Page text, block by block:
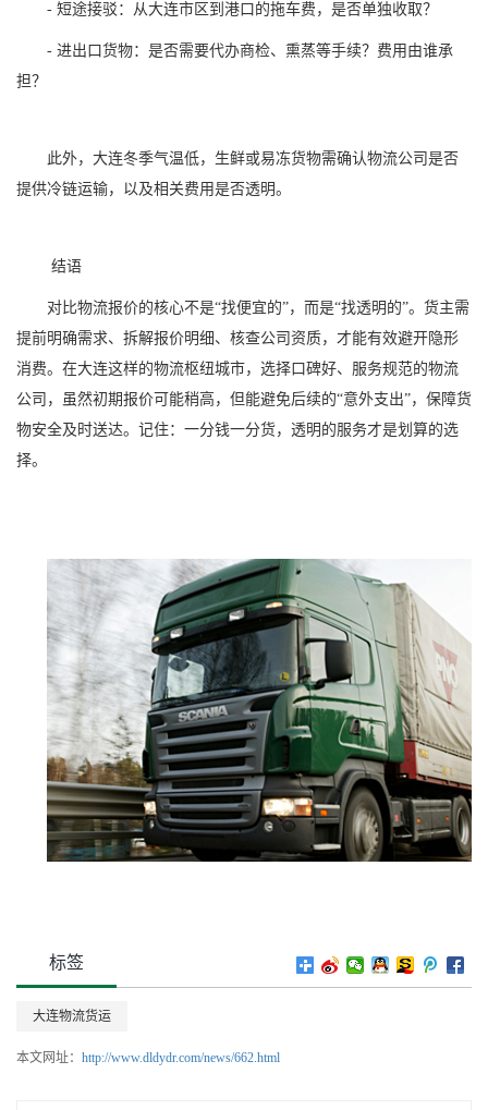
- 短途接驳：从大连市区到港口的拖车费，是否单独收取？
- 进出口货物：是否需要代办商检、熏蒸等手续？费用由谁承
担？
此外，大连冬季气温低，生鲜或易冻货物需确认物流公司是否
提供冷链运输，以及相关费用是否透明。
结语
对比物流报价的核心不是“找便宜的”，而是“找透明的”。货主需
提前明确需求、拆解报价明细、核查公司资质，才能有效避开隐形
消费。在大连这样的物流枢纽城市，选择口碑好、服务规范的物流
公司，虽然初期报价可能稍高，但能避免后续的“意外支出”，保障货
物安全及时送达。记住：一分钱一分货，透明的服务才是划算的选
择。
标签
大连物流货运
本文网址： http://www.dldydr.com/news/662.html